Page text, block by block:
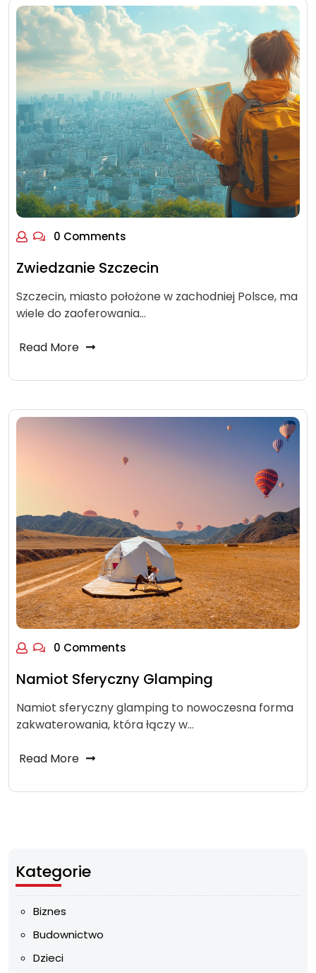
0 Comments
Zwiedzanie Szczecin
Szczecin, miasto położone w zachodniej Polsce, ma
wiele do zaoferowania…
Read More
0 Comments
Namiot Sferyczny Glamping
Namiot sferyczny glamping to nowoczesna forma
zakwaterowania, która łączy w…
Read More
Kategorie
Biznes
Budownictwo
Dzieci